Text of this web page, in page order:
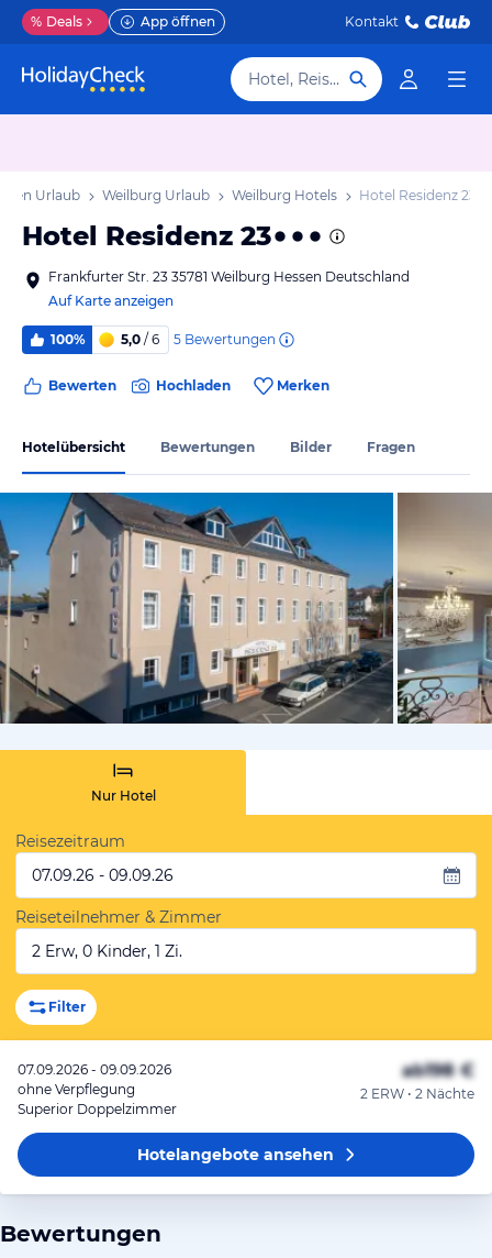
% Deals App öffnen Kontakt
Hotel, Reiseziel
Urlaub Weilburg Urlaub Weilburg Hotels Hotel Residenz 23
Hotel Residenz 23
Frankfurter Str. 23 35781 Weilburg Hessen Deutschland
Auf Karte anzeigen
100% 5,0 / 6 5 Bewertungen
Bewerten Hochladen Merken
Hotelübersicht Bewertungen Bilder Fragen
vom
Nur Hotel
Reisezeitraum
07.09.26 - 09.09.26
Reiseteilnehmer & Zimmer
2 Erw, 0 Kinder, 1 Zi.
Filter
07.09.2026 - 09.09.2026
ohne Verpflegung
Superior Doppelzimmer
ab198 €
2 ERW • 2 Nächte
Hotelangeboteansehen
Bewertungen